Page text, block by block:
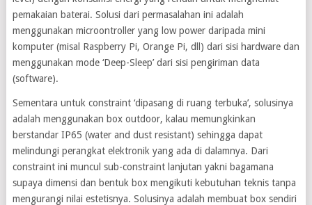
pemakaian baterai. Solusi dari permasalahan ini adalah
menggunakan microontroller yang low power daripada mini
komputer (misal Raspberry Pi, Orange Pi, dll) dari sisi hardware dan
menggunakan mode ‘Deep-Sleep’ dari sisi pengiriman data
(software).
Sementara untuk constraint ‘dipasang di ruang terbuka’, solusinya
adalah menggunakan box outdoor, kalau memungkinkan
berstandar IP65 (water and dust resistant) sehingga dapat
melindungi perangkat elektronik yang ada di dalamnya. Dari
constraint ini muncul sub-constraint lanjutan yakni bagamana
supaya dimensi dan bentuk box mengikuti kebutuhan teknis tanpa
mengurangi nilai estetisnya. Solusinya adalah membuat box sendiri